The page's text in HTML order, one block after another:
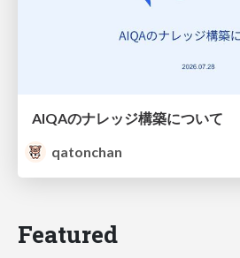
AIQAのナレッジ構築について
qatonchan
Featured